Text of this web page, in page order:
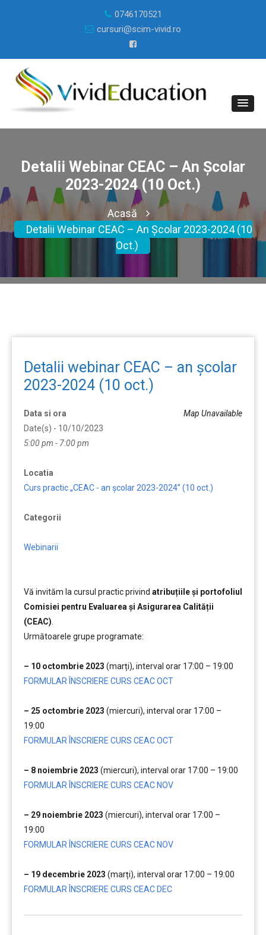
0746170521
cursuri@scim-vivid.ro
Detalii Webinar CEAC – An Școlar
2023-2024 (10 Oct.)
Acasă
Detalii Webinar CEAC – An Școlar 2023-2024 (10
Oct.)
Detalii webinar CEAC – an școlar
2023-2024 (10 oct.)
Map Unavailable
Data si ora
Date(s) - 10/10/2023
5:00 pm - 7:00 pm
Locatia
Curs practic „CEAC - an școlar 2023-2024” (10 oct.)
Categorii
Webinarii
Vă invităm la cursul practic privind atribuțiile și portofoliul
Comisiei pentru Evaluarea și Asigurarea Calității
(CEAC)
Următoarele grupe programate:
– 10 octombrie 2023 (marți), interval orar 17:00 – 19:00
FORMULAR ÎNSCRIERE CURS CEAC OCT
– 25 octombrie 2023 (miercuri), interval orar 17:00 –
19:00
FORMULAR ÎNSCRIERE CURS CEAC OCT
– 8 noiembrie 2023 (miercuri), interval orar 17:00 – 19:00
FORMULAR ÎNSCRIERE CURS CEAC NOV
– 29 noiembrie 2023 (miercuri), interval orar 17:00 –
19:00
FORMULAR ÎNSCRIERE CURS CEAC NOV
– 19 decembrie 2023 (marți), interval orar 17:00 – 19:00
FORMULAR ÎNSCRIERE CURS CEAC DEC